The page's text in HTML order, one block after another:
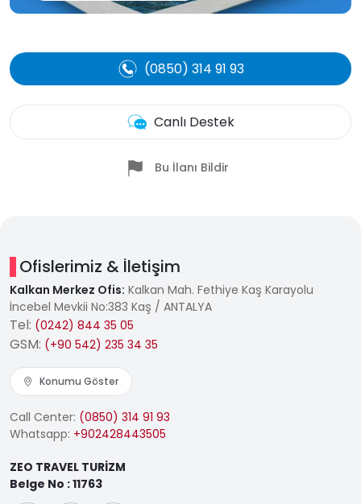
(0850) 314 91 93
Canlı Destek
Bu İlanı Bildir
Ofislerimiz & İletişim
Kalkan Merkez Ofis: Kalkan Mah. Fethiye Kaş Karayolu
İncebel Mevkii No:383 Kaş / ANTALYA
Tel: (0242) 844 35 05
GSM: (+90 542) 235 34 35
Konumu Göster
Call Center: (0850) 314 91 93
Whatsapp: +902428443505
ZEO TRAVEL TURİZM
Belge No : 11763